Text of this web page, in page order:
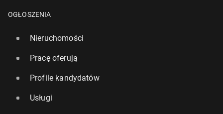
OGŁOSZENIA
Nieruchomości
Pracę oferują
Profile kandydatów
Usługi